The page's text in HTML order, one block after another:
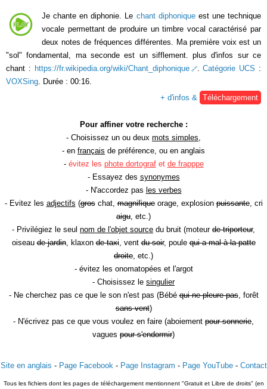
Je chante en diphonie. Le chant diphoniqueest une technique
vocale permettant de produire un timbre vocal caractérisé par
deux notes de fréquences différentes. Ma première voix est un
"sol" fondamental, ma seconde est un sifflement. plus d'infos sur ce
chant : https://fr.wikipedia.org/wiki/Chant_diphonique .Catégorie UCS :
VOXSing. Durée : 00:16.
+ d'infos & Téléchargement
Pour affiner votre recherche :
- Choisissez un ou deux mots simples,
- en français de préférence, ou en anglais
- évitez les phote dortografet de frapppe
- Essayez des synonymes
- N'accordez pas les verbes
- Evitez les adjectifs (groschat,magnifiqueorage, explosionpuissante, cri
aigu, etc.)
- Privilégiez le seul nom de l'objet source du bruit (moteur de triporteur,
oiseaude jardin, klaxonde taxi, ventdu soir, poulequi a mal à la patte
droite, etc.)
- évitez les onomatopées et l'argot
- Choisissez le singulier
- Ne cherchez pas ce que le son n'est pas (Bébéqui ne pleure pas, forêt
sans vent)
- N'écrivez pas ce que vous voulez en faire (aboiement pour sonnerie,
vagues pour s'endormir)
Site en anglais - Page Facebook- Page Instagram - Page YouTube- Contact
Tous les fichiers dont les pages de téléchargement mentionnent "Gratuit et Libre de droits" (en